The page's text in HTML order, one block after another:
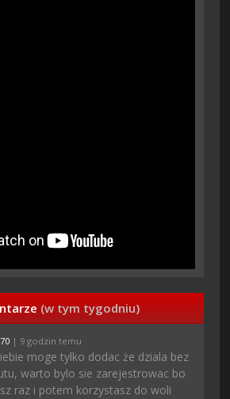
(w tym tygodniu)
| 9 godzin temu
moge tylko dodac że dziala bez
warto bylo sie zarejestrowac bo
raz i potem korzystasz do woli